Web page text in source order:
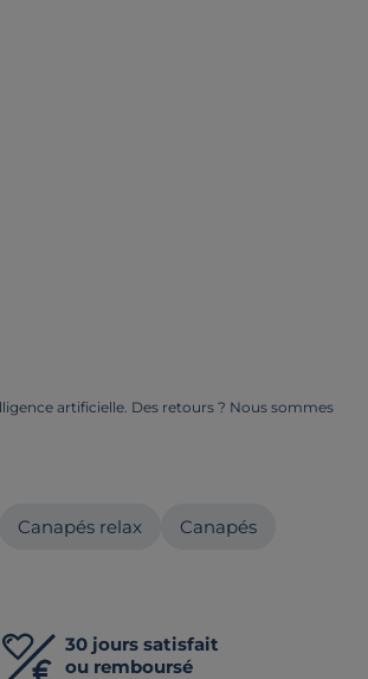
artificielle. Des retours ? Nous sommes
Canapés relax Canapés
30 jours satisfait
ou remboursé